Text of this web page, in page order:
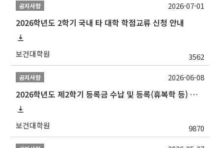
공지사항
2026학년도 2학기 국내 타 대학 학점교류 신청 안내
보건대학원 3562
2026-07-01
공지사항
2026학년도 제2학기 등록금 수납 및 등록(휴복학 등) 일정 안내
보건대학원 9870
2026-06-08